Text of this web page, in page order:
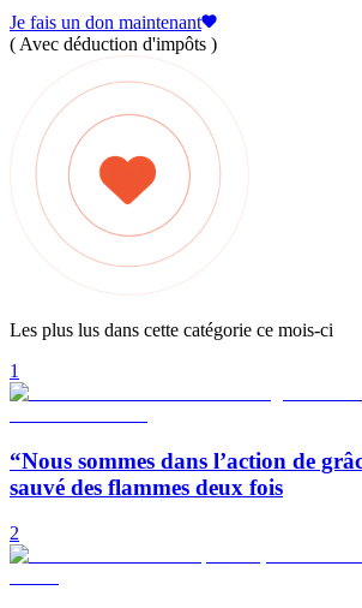
Je fais un don maintenant
( Avec déduction d'impôts )
Les plus lus dans cette catégorie ce mois-ci
1
“Nous sommes dans l’action de
sauvé des flammes deux fois
2